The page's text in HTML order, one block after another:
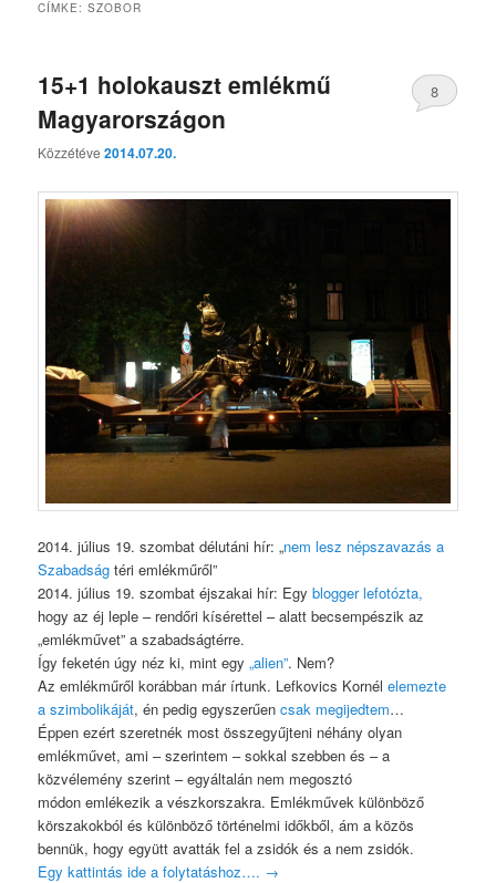
CÍMKE:SZOBOR
15+1 holokauszt emlékmű
Magyarországon
Közzétéve2014.07.20.
8
2014. július 19. szombat délutáni hír: „nem lesz népszavazás a
Szabadságtéri emlékműről”
2014. július 19. szombat éjszakai hír: Egyblogger lefotózta,
hogy az éj leple – rendőri kísérettel – alatt becsempészik az
„emlékművet” a szabadságtérre.
Így feketén úgy néz ki, mint egy„alien”. Nem?
Az emlékműről korábban már írtunk. Lefkovics Kornélelemezte
a szimbolikáját, én pedig egyszerűencsak megijedtem…
Éppen ezért szeretnék most összegyűjteni néhány olyan
emlékművet, ami – szerintem – sokkal szebben és – a
közvélemény szerint – egyáltalán nem megosztó
módon emlékezik a vészkorszakra. Emlékművek különböző
körszakokból és különböző történelmi időkből, ám a közös
bennük, hogy együtt avatták fel a zsidók és a nem zsidók.
Egy kattintás ide a folytatáshoz…. →